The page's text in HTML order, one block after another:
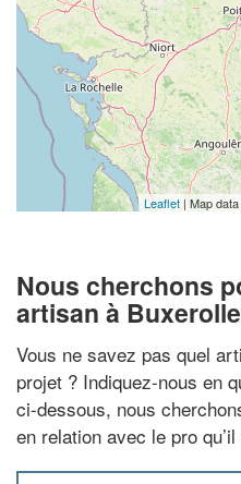
Leaflet| Map
Nous cherchons
artisan à
Vous ne savez pas quel
projet ? Indiquez-nous en
ci-dessous, nous
en relation avec le pro